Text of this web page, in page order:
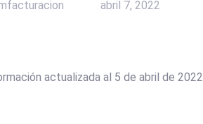
abril 7, 2022
actualizada al 5 de abril de 2022